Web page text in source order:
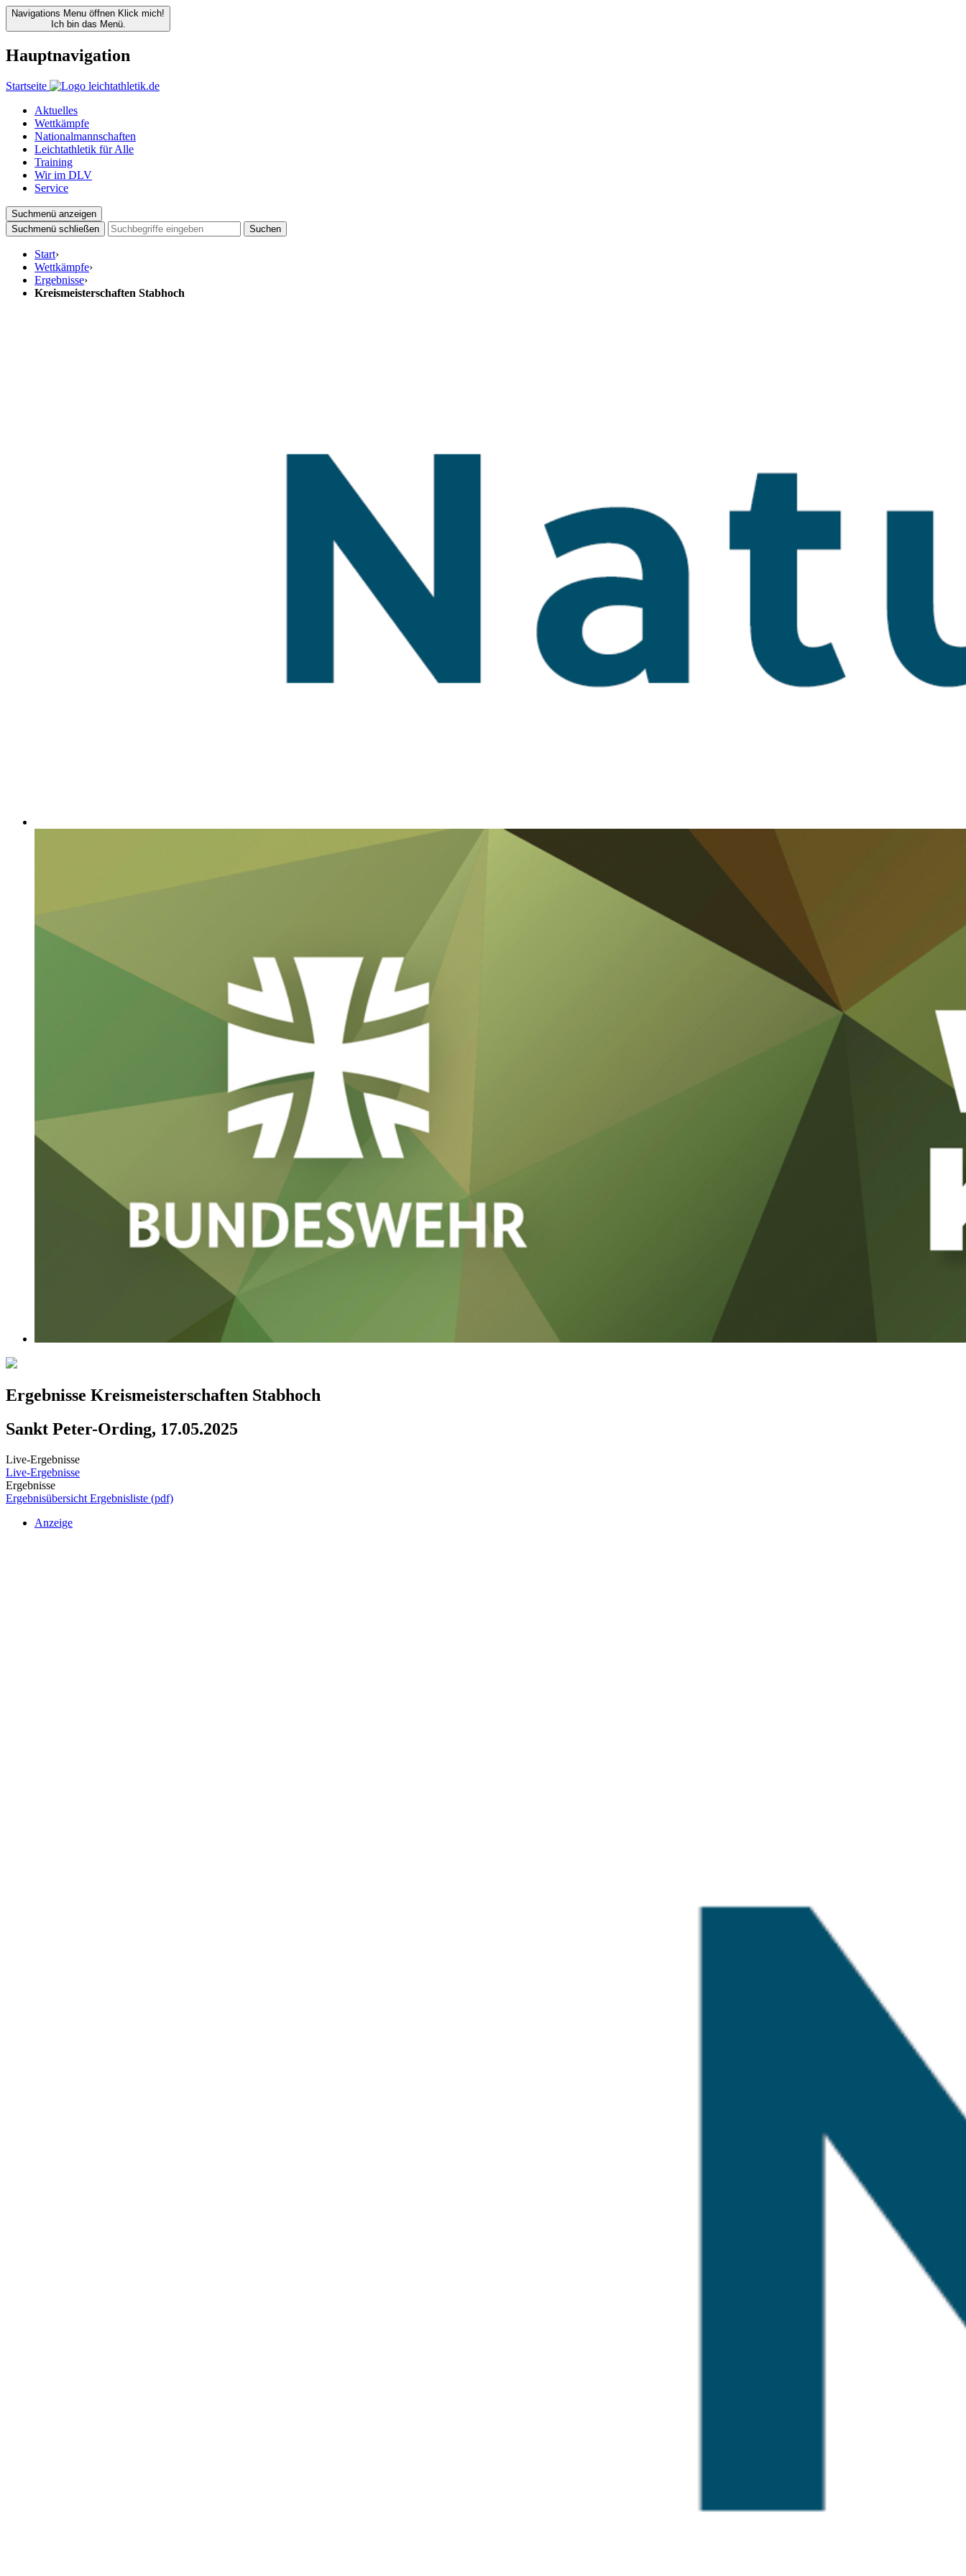
Navigations Menu öffnen Klick mich!
Ich bin das Menü.
Hauptnavigation
Startseite
Aktuelles
Wettkämpfe
Nationalmannschaften
Leichtathletik für Alle
Training
Wir im DLV
Service
Suchmenü anzeigen
Suchmenü schließen
Suchen
Start›
Wettkämpfe›
Ergebnisse›
Kreismeisterschaften Stabhoch
Ergebnisse Kreismeisterschaften Stabhoch
Sankt Peter-Ording, 17.05.2025
Live-Ergebnisse
Live-Ergebnisse
Ergebnisse
Ergebnisübersicht Ergebnisliste (pdf)
Anzeige